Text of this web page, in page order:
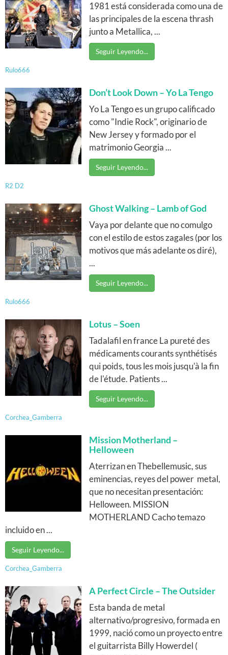
1981 está considerada como una de
las principales de la escena thrash
junto a Metallica, ...
Seguir Leyendo...
Rulo666
Don’t Look Down – Yo La Tengo
Yo La Tengo es un grupo calificado
como "Indie Rock", originario de
New Jersey y formado por el
matrimonio Georgia ...
Seguir Leyendo...
R2 D2
Ghost Walking – Lamb of God
Vaya por delante que no comulgo
con el estilo de estos zagales (por los
motivos que más adelante os diré),
...
Seguir Leyendo...
Rulo666
Lotus – Soen
Tadalafil en france La pureté des
médicaments courants synthétisés
qui poids, tous les mois jusqu'à la fin
de l'étude. Patients ...
Seguir Leyendo...
Corchea_Gamberra
Mission Motherland –
Helloween
Aterrizan en Thebellemusic, sus
eminencias, reyes del power metal,
que no necesitan presentación:
Helloween. MISSION
MOTHERLAND Cacho temazo
incluido en ...
Seguir Leyendo...
Corchea_Gamberra
A Perfect Circle – The Outsider
Esta banda de metal
alternativo/progresivo, formada en
1999, nació como un proyecto entre
el guitarrista Billy Howerdel (